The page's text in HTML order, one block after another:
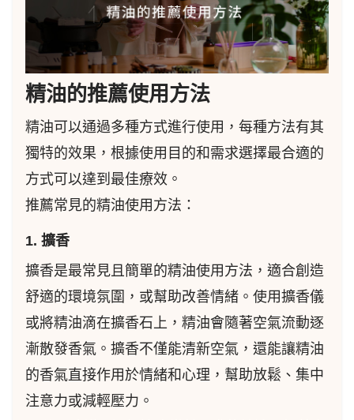
精油的推薦使用方法
精油可以通過多種方式進行使用，每種方法有其
獨特的效果，根據使用目的和需求選擇最合適的
方式可以達到最佳療效。
推薦常見的精油使用方法：
1. 擴香
擴香是最常見且簡單的精油使用方法，適合創造
舒適的環境氛圍，或幫助改善情緒。使用擴香儀
或將精油滴在擴香石上，精油會隨著空氣流動逐
漸散發香氣。擴香不僅能清新空氣，還能讓精油
的香氣直接作用於情緒和心理，幫助放鬆、集中
注意力或減輕壓力。